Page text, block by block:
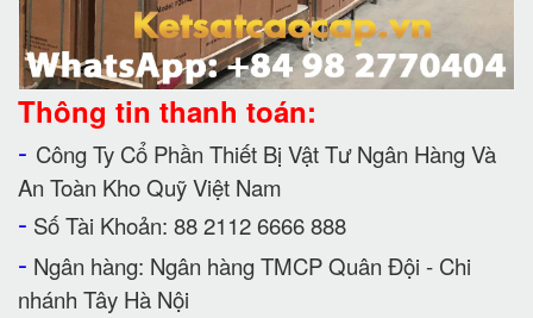
Thông tin thanh toán:
- Công Ty Cổ Phần Thiết Bị Vật Tư Ngân Hàng Và
An Toàn Kho Quỹ Việt Nam
- Số Tài Khoản: 88 2112 6666 888
- Ngân hàng: Ngân hàng TMCP Quân Đội - Chi
nhánh Tây Hà Nội